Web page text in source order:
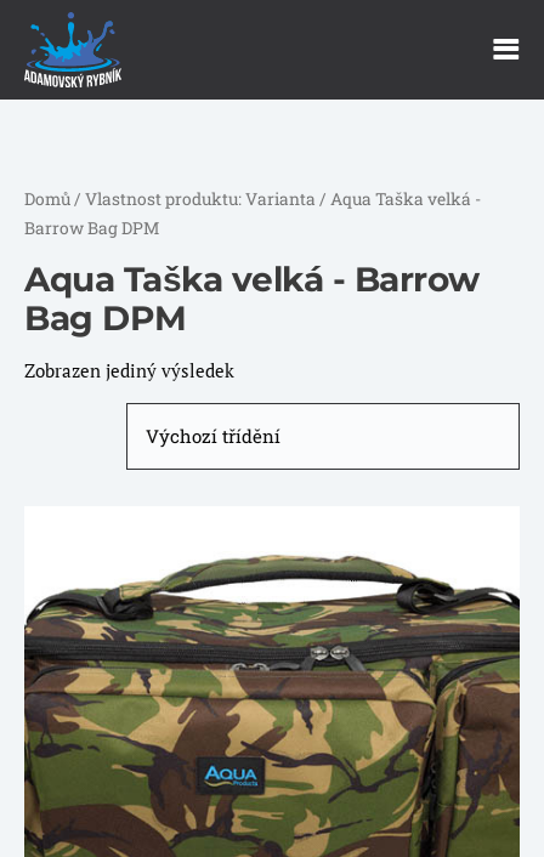
Domů/ Vlastnost produktu: Varianta / Aqua Taška velká -
Barrow Bag DPM
Aqua Taška velká - Barrow
Bag DPM
Zobrazen jediný výsledek